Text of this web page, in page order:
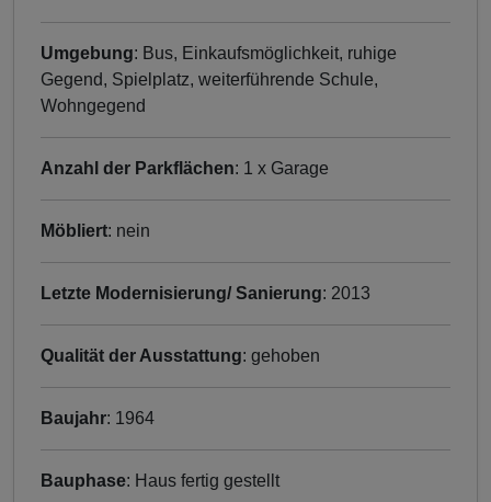
Umgebung: Bus, Einkaufsmöglichkeit, ruhige
Gegend, Spielplatz, weiterführende Schule,
Wohngegend
Anzahl der Parkflächen: 1 x Garage
Möbliert: nein
Letzte Modernisierung/ Sanierung: 2013
Qualität der Ausstattung: gehoben
Baujahr: 1964
Bauphase: Haus fertig gestellt